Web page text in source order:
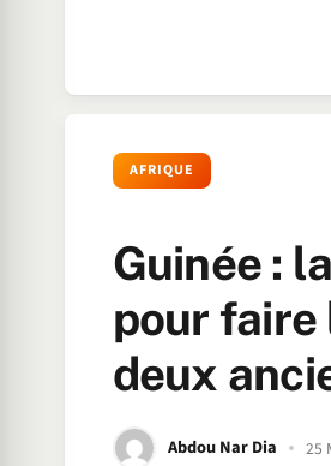
AFRIQUE
Guinée :
pour faire
deux
Abdou Nar Dia 25